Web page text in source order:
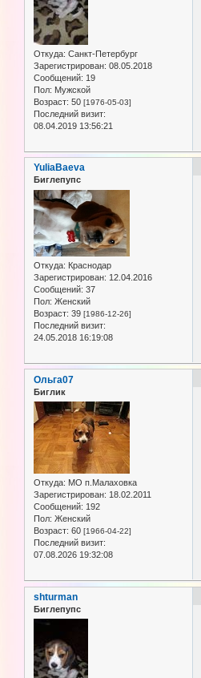
Откуда: Санкт-Петербург
Зарегистрирован: 08.05.2018
Сообщений: 19
Пол: Мужской
Возраст: 50 [1976-05-03]
Последний визит:
08.04.2019 13:56:21
YuliaBaeva
Биглепупс
Откуда: Краснодар
Зарегистрирован: 12.04.2016
Сообщений: 37
Пол: Женский
Возраст: 39 [1986-12-26]
Последний визит:
24.05.2018 16:19:08
Ольга07
Биглик
Откуда: МО п.Малаховка
Зарегистрирован: 18.02.2011
Сообщений: 192
Пол: Женский
Возраст: 60 [1966-04-22]
Последний визит:
07.08.2026 19:32:08
shturman
Биглепупс